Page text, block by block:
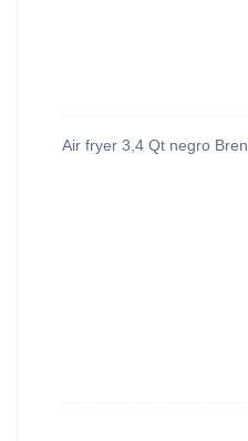
Air fryer 3,4 Qt negro